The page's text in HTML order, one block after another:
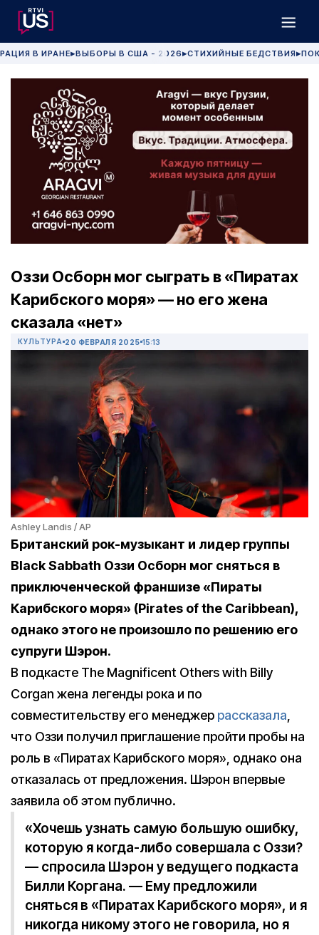
В ИРАНЕ▶ВЫБОРЫ В США - 2026 ▶СТИХИЙНЫЕ БЕДСТВИЯ▶
Оззи Осборн мог сыграть в «Пиратах
Карибского моря» — но его жена
сказала «нет»
КУЛЬТУРА 20 ФЕВРАЛЯ 2025 15:13
Ashley Landis / AP
Британский рок-музыкант и лидер группы
Black Sabbath Оззи Осборн мог сняться в
приключенческой франшизе «Пираты
Карибского моря» (Pirates of the Caribbean),
однако этого не произошло по решению его
супруги Шэрон.
В подкасте The Magnificent Others with Billy
Corgan жена легенды рока и по
совместительству его менеджер рассказала,
что Оззи получил приглашение пройти пробы на
роль в «Пиратах Карибского моря», однако она
отказалась от предложения. Шэрон впервые
заявила об этом публично.
«Хочешь узнать самую большую ошибку,
которую я когда-либо совершала с Оззи?
— спросила Шэрон у ведущего подкаста
Билли Коргана. — Ему предложили
сняться в «Пиратах Карибского моря», и я
никогда никому этого не говорила, но я